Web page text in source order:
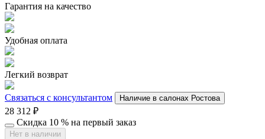
Гарантия на качество
Удобная оплата
Легкий возврат
Связаться с консультантом Наличие в салонах Ростова
28 312 ₽
Скидка 10 % на первый заказ
Нет в наличии